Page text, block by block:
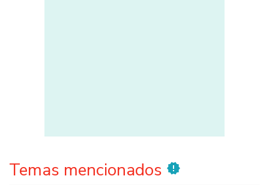
Temas mencionados new_releases